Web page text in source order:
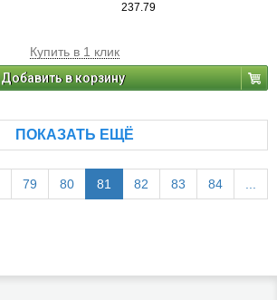
237.79
Купить в 1 клик
Добавить в корзину
ПОКАЗАТЬ ЕЩЁ
79 80 81 82 83 84 ...